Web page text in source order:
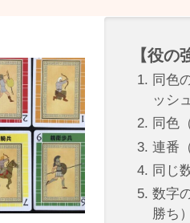
【役の
同色
ッシ
同色
連番
同じ
数字
勝ち）